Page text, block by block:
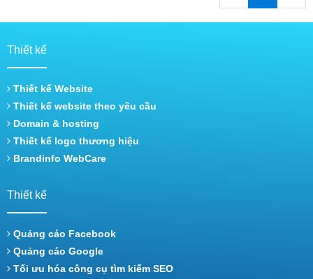
Thiết kế
Thiết kế Website
Thiết kế website theo yêu cầu
Domain & hosting
Thiết kế logo thương hiệu
Brandinfo WebCare
Thiết kế
Quảng cáo Facebook
Quảng cáo Google
Tối ưu hóa công cụ tìm kiếm SEO